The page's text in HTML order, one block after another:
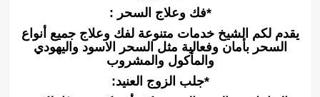
*فك وعلاج السحر :
يقدم لكم الشيخ خدمات متنوعة لفك وعلاج جميع أنواع
السحر بأمان وفعالية مثل السحر الاسود واليهودي
والمأكول والمشروب
*جلب الزوج العنيد: